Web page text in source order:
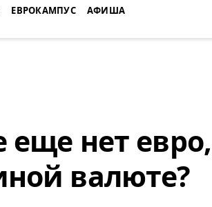
ЕВРОКАМПУС АФИША
еще нет евро,
валюте?